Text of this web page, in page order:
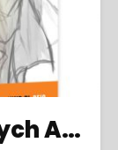
Ucz się od 100 Sławnych Artystów (2014)